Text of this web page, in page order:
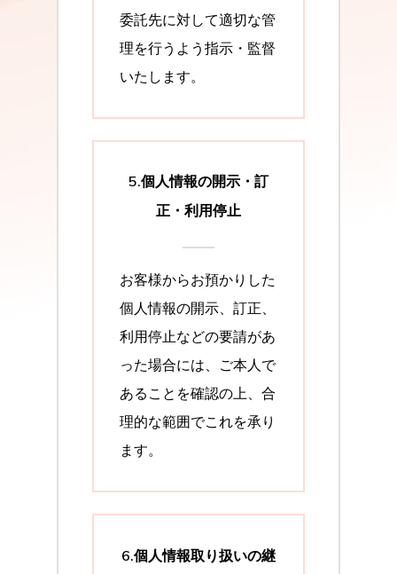
委託先に対して適切な管
理を行うよう指示・監督
いたします。
5.個人情報の開示・訂
正・利用停止
お客様からお預かりした
個人情報の開示、訂正、
利用停止などの要請があ
った場合には、ご本人で
あることを確認の上、合
理的な範囲でこれを承り
ます。
6.個人情報取り扱いの継